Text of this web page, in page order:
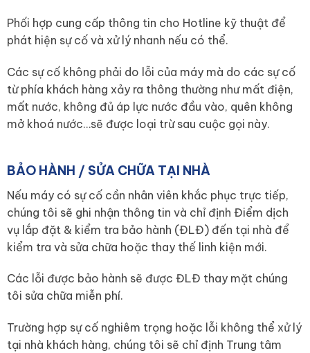
Phối hợp cung cấp thông tin cho Hotline kỹ thuật để
phát hiện sự cố và xử lý nhanh nếu có thể.
Các sự cố không phải do lỗi của máy mà do các sự cố
từ phía khách hàng xảy ra thông thường như mất điện,
mất nước, không đủ áp lực nước đầu vào, quên không
mở khoá nước…sẽ được loại trừ sau cuộc gọi này.
BẢO HÀNH / SỬA CHỮA TẠI NHÀ
Nếu máy có sự cố cần nhân viên khắc phục trực tiếp,
chúng tôi sẽ ghi nhận thông tin và chỉ định Điểm dịch
vụ lắp đặt & kiểm tra bảo hành (ĐLĐ) đến tại nhà để
kiểm tra và sửa chữa hoặc thay thế linh kiện mới.
Các lỗi được bảo hành sẽ được ĐLĐ thay mặt chúng
tôi sửa chữa miễn phí.
Trường hợp sự cố nghiêm trọng hoặc lỗi không thể xử lý
tại nhà khách hàng, chúng tôi sẽ chỉ định Trung tâm